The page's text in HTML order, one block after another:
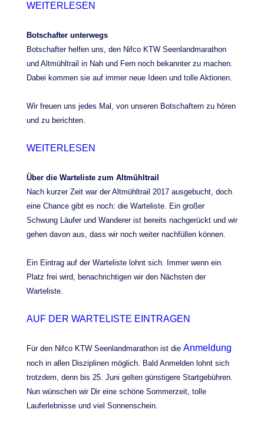
WEITERLESEN
Botschafter unterwegs
Botschafter helfen uns, den Nifco KTW Seenlandmarathon
und Altmühltrail in Nah und Fern noch bekannter zu machen.
Dabei kommen sie auf immer neue Ideen und tolle Aktionen.
Wir freuen uns jedes Mal, von unseren Botschaftern zu hören
und zu berichten.
WEITERLESEN
Über die Warteliste zum Altmühltrail
Nach kurzer Zeit war der Altmühltrail 2017 ausgebucht, doch
eine Chance gibt es noch: die Warteliste. Ein großer
Schwung Läufer und Wanderer ist bereits nachgerückt und wir
gehen davon aus, dass wir noch weiter nachfüllen können.
Ein Eintrag auf der Warteliste lohnt sich. Immer wenn ein
Platz frei wird, benachrichtigen wir den Nächsten der
Warteliste.
AUF DER WARTELISTE EINTRAGEN
Für den Nifco KTW Seenlandmarathon ist die Anmeldung
noch in allen Disziplinen möglich. Bald Anmelden lohnt sich
trotzdem, denn bis 25. Juni gelten günstigere Startgebühren.
Nun wünschen wir Dir eine schöne Sommerzeit, tolle
Lauferlebnisse und viel Sonnenschein.